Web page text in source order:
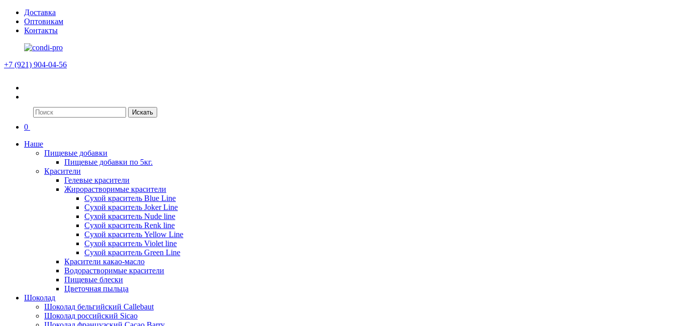
Доставка
Оптовикам
Контакты
+7 (921) 904-04-56
Искать
0
Наше
Пищевые добавки
Пищевые добавки по 5кг.
Красители
Гелевые красители
Жирорастворимые красители
Сухой краситель Blue Line
Сухой краситель Joker Line
Сухой краситель Nude line
Сухой краситель Renk line
Сухой краситель Yellow Line
Сухой краситель Violet line
Сухой краситель Green Line
Красители какао-масло
Водорастворимые красители
Пищевые блески
Цветочная пыльца
Шоколад
Шоколад бельгийский Callebaut
Шоколад российский Sicao